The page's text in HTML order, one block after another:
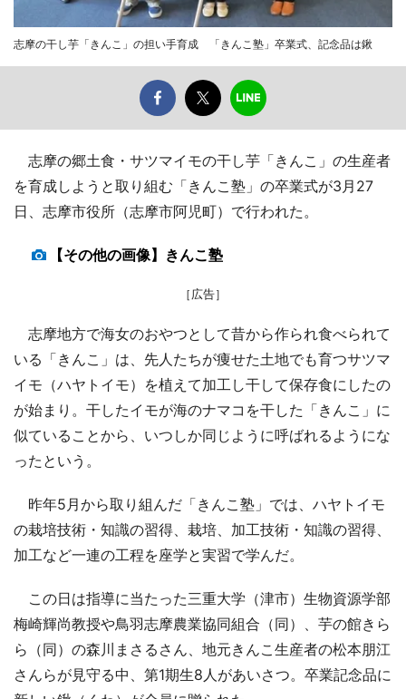
志摩の干し芋「きんこ」の担い手育成 「きんこ塾」卒業式、記念品は鍬
志摩の郷土食・サツマイモの干し芋「きんこ」の生産者
を育成しようと取り組む「きんこ塾」の卒業式が3月27
日、志摩市役所（志摩市阿児町）で行われた。
【その他の画像】きんこ塾
［広告］
志摩地方で海女のおやつとして昔から作られ食べられて
いる「きんこ」は、先人たちが痩せた土地でも育つサツマ
イモ（ハヤトイモ）を植えて加工し干して保存食にしたの
が始まり。干したイモが海のナマコを干した「きんこ」に
似ていることから、いつしか同じように呼ばれるようにな
ったという。
昨年5月から取り組んだ「きんこ塾」では、ハヤトイモ
の栽培技術・知識の習得、栽培、加工技術・知識の習得、
加工など一連の工程を座学と実習で学んだ。
この日は指導に当たった三重大学（津市）生物資源学部
梅崎輝尚教授や鳥羽志摩農業協同組合（同）、芋の館きら
ら（同）の森川まさるさん、地元きんこ生産者の松本朋江
さんらが見守る中、第1期生8人があいさつ。卒業記念品に